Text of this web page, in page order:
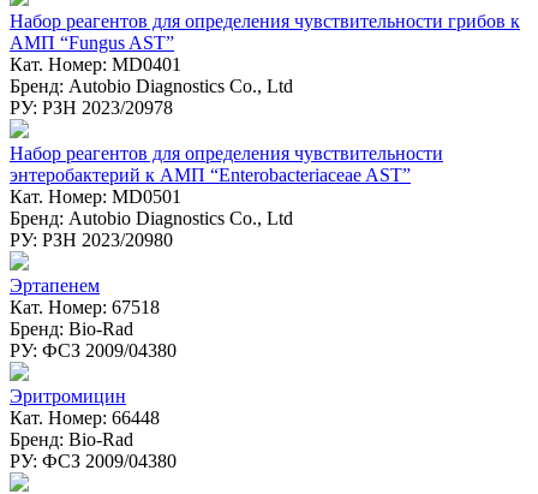
Набор реагентов для определения чувствительности грибов к
АМП “Fungus AST”
Кат. Номер: MD0401
Бренд: Autobio Diagnostics Co., Ltd
РУ: РЗН 2023/20978
Набор реагентов для определения чувствительности
энтеробактерий к АМП “Enterobacteriaceae AST”
Кат. Номер: MD0501
Бренд: Autobio Diagnostics Co., Ltd
РУ: РЗН 2023/20980
Эртапенем
Кат. Номер: 67518
Бренд: Bio-Rad
РУ: ФСЗ 2009/04380
Эритромицин
Кат. Номер: 66448
Бренд: Bio-Rad
РУ: ФСЗ 2009/04380